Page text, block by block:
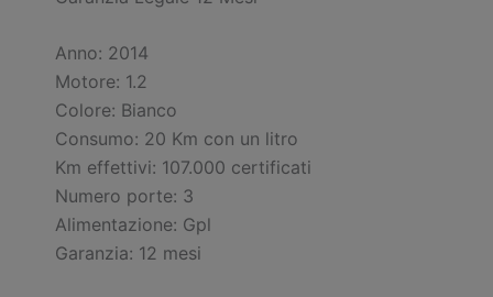
Anno: 2014
Motore: 1.2
Colore: Bianco
Consumo: 20 Km con un litro
Km effettivi: 107.000 certificati
Numero porte: 3
Alimentazione: Gpl
Garanzia: 12 mesi